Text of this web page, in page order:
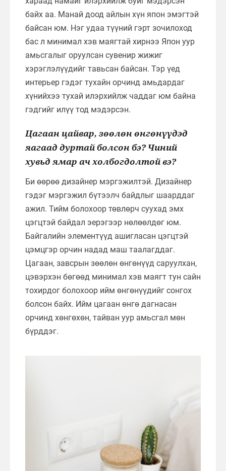
байх аа. Манай доод айлын хүн япон эмэгтэй
байсан юм. Нэг удаа түүний гэрт зочилоход
бас л минимал хэв маягтай хирнээ Япон уур
амьсгалыг оруулсан сувенир жижиг
хэрэглэлүүдийг тавьсан байсан. Тэр үед
интерьер гэдэг тухайн орчинд амьдардаг
хүнийхээ тухай илэрхийлж чаддаг юм байна
гэдгийг илүү тод мэдэрсэн.
Цагаан цайвар, зөөлөн өнгөнүүдэд
яагаад дуртай болсон бэ? Чиний
хувьд ямар ач холбогдолтой вэ?
Би өөрөө дизайнер мэргэжилтэй. Дизайнер
гэдэг мэргэжил бүтээлч байдлыг шаарддаг
ажил. Тийм болохоор төвлөрч суухад эмх
цэгцтэй байдал эерэгээр нөлөөлдөг юм.
Байгалийн элементүүд ашигласан цэгцтэй
цэмцгэр орчин надад маш таалагддаг.
Цагаан, завсрын зөөлөн өнгөнүүд саруулхан,
цэвэрхэн бөгөөд минимал хэв маягт тун сайн
тохирдог болохоор ийм өнгөнүүдийг сонгох
болсон байх. Ийм цагаан өнгө дагнасан
орчинд хөнгөхөн, тайван уур амьсгал мөн
бүрддэг.